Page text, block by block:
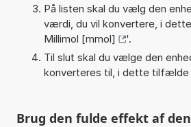
På listen skal du vælg den
værdi, du vil konvertere, i
Millimol [mmol]
'.
Til slut skal du vælge den
konverteres til, i dette tilfælde
Brug den fulde effekt af